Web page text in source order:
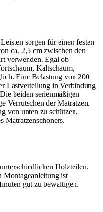
sorgen für einen festen
ca. 2,5 cm zwischen den
verwenden. Egal ob
Kaltschaum,
Eine Belastung von 200
Lastverteilung in Verbindung
beiden serienmäßigen
Verrutschen der Matratzen.
von unten zu schützen,
Matratzenschoners.
Holzteilen.
Montageanleitung ist
gut zu bewältigen.